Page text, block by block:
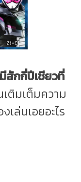
มีสักกี่ปีเชียวที่
ติมเต็มความ
ล่นเอยอะไร